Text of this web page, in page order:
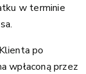
w terminie
po
wpłaconą przez